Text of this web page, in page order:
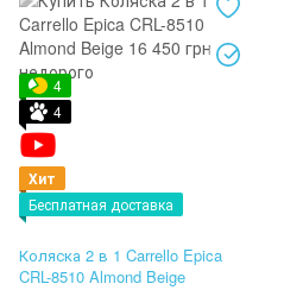
4
4
Хит
Бесплатная доставка
Коляска 2 в 1 Carrello Epica
CRL-8510 Almond Beige